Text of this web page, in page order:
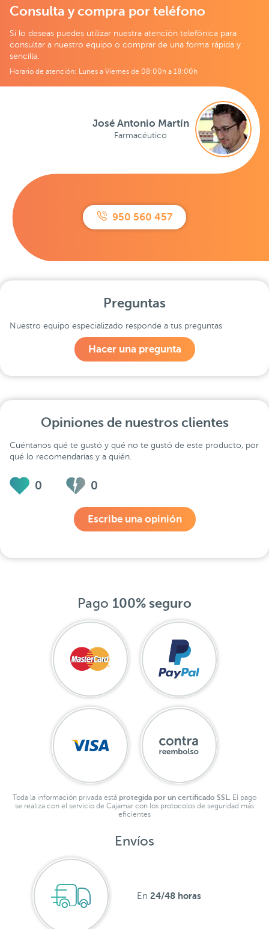
Consulta y compra por teléfono
Si lo deseas puedes utilizar nuestra atención telefónica para
consultar a nuestro equipo o comprar de una forma rápida y
sencilla.
Horario de atención: Lunes a Viernes de 08:00h a 18:00h
950 560 457
José Antonio Martín
Farmacéutico
Preguntas
Nuestro equipo especializado responde a tus preguntas
Hacer una pregunta
Opiniones de nuestros clientes
Cuéntanos qué te gustó y qué no te gustó de este producto, por
qué lo recomendarías y a quién.
0 0
Escribe una opinión
Pago 100% seguro
Toda la información privada está protegida por un certificado SSL.
El pago
se realiza con el servicio de Cajamar con los protocolos de seguridad más
eficientes
Envíos
En 24/48 horas